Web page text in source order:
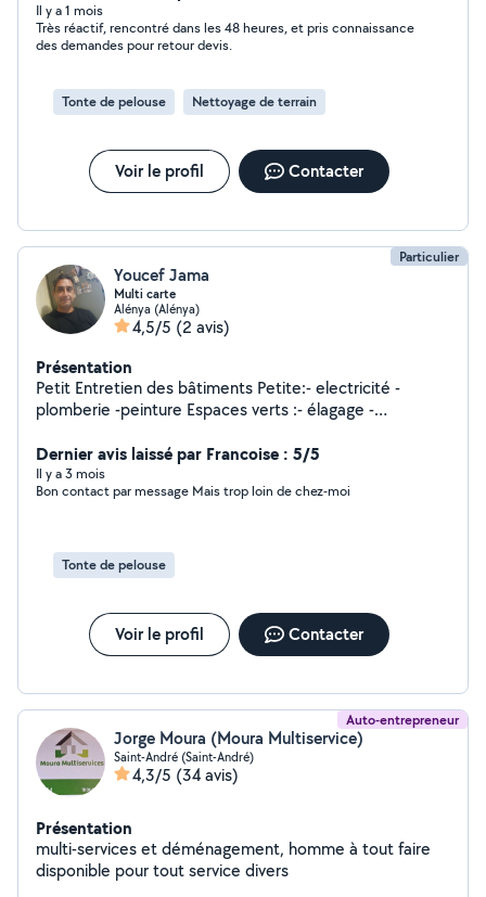
Il y a 1 mois
Très réactif, rencontré dans les 48 heures, et pris connaissance
des demandes pour retour devis.
Tonte de pelouse Nettoyage de terrain
Voir le profil Contacter
Particulier
Youcef Jama
Multi carte
Alénya (Alénya)
4,5/5 (2 avis)
Présentation
Petit Entretien des bâtiments Petite:- electricité -
plomberie -peinture Espaces verts :- élagage -
déchets verts Gros volumes jusqu'à 20 m3 .
Dernier avis laissé par Francoise : 5/5
Il y a 3 mois
Bon contact par message Mais trop loin de chez-moi
Tonte de pelouse
Voir le profil Contacter
Auto-entrepreneur
Jorge Moura (Moura Multiservice)
Saint-André (Saint-André)
4,3/5 (34 avis)
Présentation
multi-services et déménagement, homme à tout faire
disponible pour tout service divers